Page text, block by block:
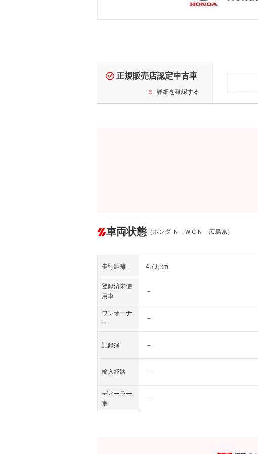
正規販売店認定中古車
詳細を確認する
車両状態 （ホンダ Ｎ－ＷＧＮ 広島県）
走行距離 4.7万km
登録済未使
用車
－
ワンオーナ
ー
－
記録簿 －
輸入経路 －
ディーラー
車
－